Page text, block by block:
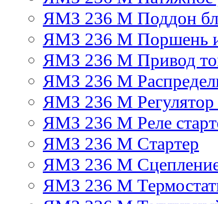
ЯМЗ 236 М Поддон
ЯМЗ 236 М Поршень
ЯМЗ 236 М Привод
ЯМЗ 236 М
ЯМЗ 236 М Регулятор
ЯМЗ 236 М Реле
ЯМЗ 236 М Стартер
ЯМЗ 236 М
ЯМЗ 236 М